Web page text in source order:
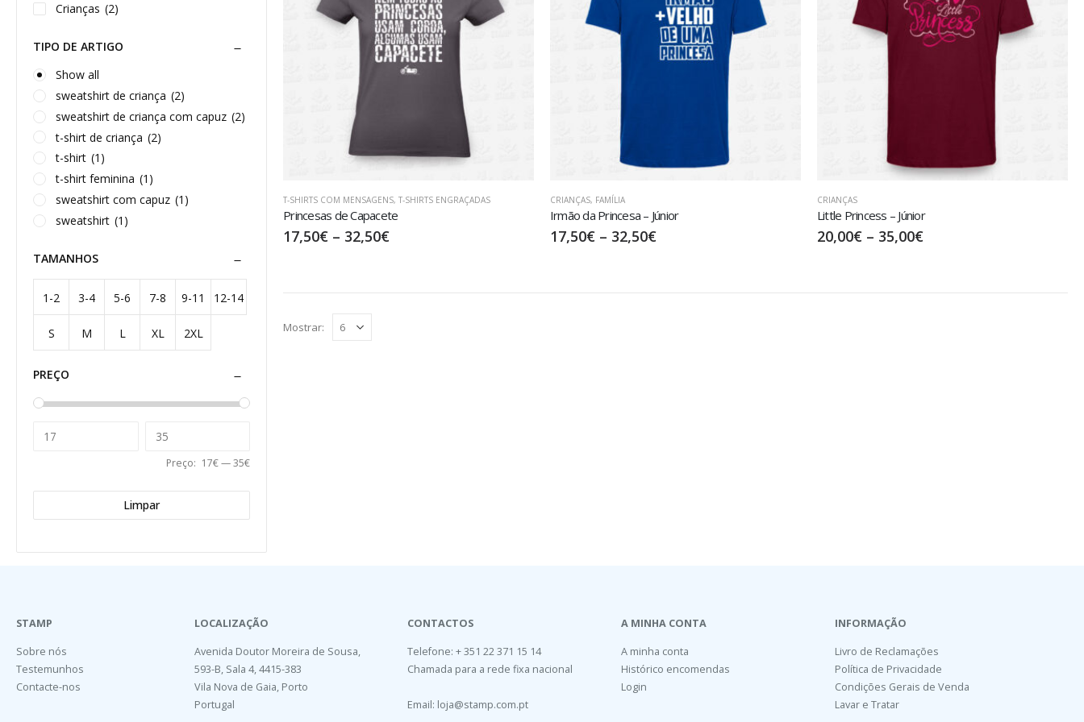
T-SHIRTS COM MENSAGENS, T-SHIRTS ENGRAÇADAS
Princesas de Capacete
17,50€ – 32,50€
CRIANÇAS, FAMÍLIA
Irmão da Princesa – Júnior
17,50€– 32,50€
CRIANÇAS
Little Princess – Júnior
20,00€– 35,00€
Mostrar:
Crianças (2)
TIPO DE ARTIGO
Show all
sweatshirt de criança (2)
sweatshirt de criança com capuz (2)
t-shirt de criança (2)
t-shirt (1)
t-shirt feminina (1)
sweatshirt com capuz (1)
sweatshirt (1)
TAMANHOS
1-2
anos
3-4
anos
5-6
anos
7-8
anos
9-11
anos
12-14
S M L XL 2XL
PREÇO
Preço: 17€—35€
Limpar
STAMP
Sobre nós
Testemunhos
Contacte-nos
LOCALIZAÇÃO
Avenida Doutor Moreira de Sousa,
593-B, Sala 4, 4415-383
Vila Nova de Gaia, Porto
Portugal
CONTACTOS
Telefone: + 351 22 371 15 14
Chamada para a rede fixa nacional
Email: loja@stamp.com.pt
A MINHA CONTA
A minha conta
Histórico encomendas
Login
INFORMAÇÃO
Livro de Reclamações
Política de Privacidade
Condições Gerais de Venda
Lavar e Tratar